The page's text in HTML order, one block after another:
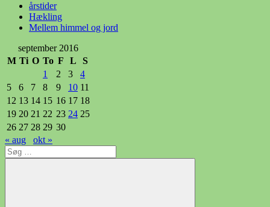
årstider
Hækling
Mellem himmel og jord
september 2016
M Ti O To F L
S
1
2 3
4
5
6 7 8 9 10 11
12 13 14 15 16 17 18
19 20 21 22 23 24 25
26 27 28 29 30
« aug
okt »
Søg
efter: